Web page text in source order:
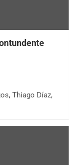
Thiago Díaz,